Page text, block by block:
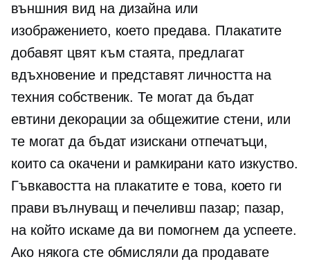
външния вид на дизайна или
изображението, което предава. Плакатите
добавят цвят към стаята, предлагат
вдъхновение и представят личността на
техния собственик. Те могат да бъдат
евтини декорации за общежитие стени, или
те могат да бъдат изискани отпечатъци,
които са окачени и рамкирани като изкуство.
Гъвкавостта на плакатите е това, което ги
прави вълнуващ и печеливш пазар; пазар,
на който искаме да ви помогнем да успеете.
Ако някога сте обмисляли да продавате